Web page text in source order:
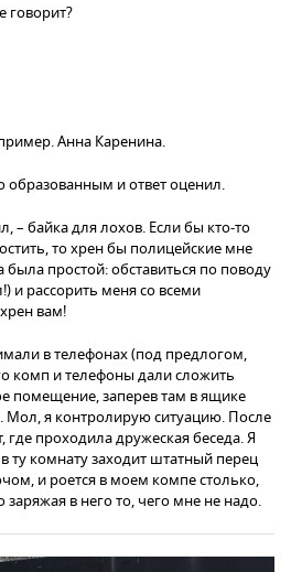
говорит?
Анна Каренина.
образованным и ответ оценил.
– байка для лохов. Если бы кто-то
то хрен бы полицейские мне
была простой: обставиться по поводу
и рассорить меня со всеми
вам!
в телефонах (под предлогом,
комп и телефоны дали сложить
помещение, заперев там в ящике
Мол, я контролирую ситуацию. После
где проходила дружеская беседа. Я
ту комнату заходит штатный перец
и роется в моем компе столько,
в него то, чего мне не надо.